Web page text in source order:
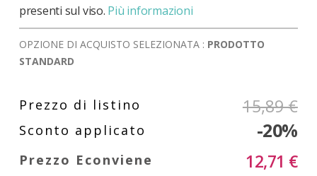
presenti sul viso. Più informazioni
OPZIONE DI ACQUISTO SELEZIONATA : PRODOTTO
STANDARD
15,89 €
-20%
12,71 €